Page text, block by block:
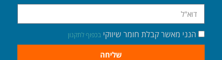
הנני מאשר קבלת חומר שיווקי בכפוף לתקנון
שליחה